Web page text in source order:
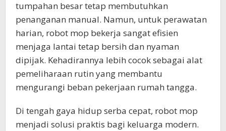
tumpahan besar tetap membutuhkan
penanganan manual. Namun, untuk perawatan
harian, robot mop bekerja sangat efisien
menjaga lantai tetap bersih dan nyaman
dipijak. Kehadirannya lebih cocok sebagai alat
pemeliharaan rutin yang membantu
mengurangi beban pekerjaan rumah tangga.
Di tengah gaya hidup serba cepat, robot mop
menjadi solusi praktis bagi keluarga modern.